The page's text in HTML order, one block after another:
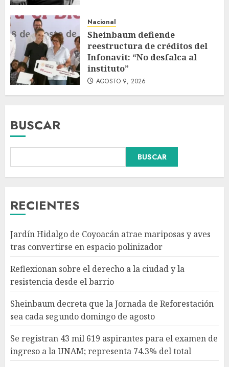
Nacional
Sheinbaum defiende
reestructura de créditos del
Infonavit: “No desfalca al
instituto”
AGOSTO 9, 2026
BUSCAR
BUSCAR
RECIENTES
Jardín Hidalgo de Coyoacán atrae mariposas y aves
tras convertirse en espacio polinizador
Reflexionan sobre el derecho a la ciudad y la
resistencia desde el barrio
Sheinbaum decreta que la Jornada de Reforestación
sea cada segundo domingo de agosto
Se registran 43 mil 619 aspirantes para el examen de
ingreso a la UNAM; representa 74.3% del total
Sheinbaum decreta que la
Jornada de Reforestación sea
cada segundo domingo de
agosto
4
aspirantes para el examen de
ingreso a la UNAM; representa
74.3% del total
AGOSTO 10, 2026
5
Participa directora de Lotería
Nacional en arranque de
Jornada Nacional de
Reforestación en Durango
AGOSTO 10, 2026